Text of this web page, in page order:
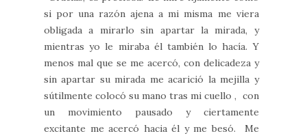
si por una razón ajena a mi misma me viera
obligada a mirarlo sin apartar la mirada, y
mientras yo le miraba él también lo hacía. Y
menos mal que se me acercó, con delicadeza y
sin apartar su mirada me acarició la mejilla y
sútilmente colocó su mano tras mi cuello , con
un movimiento pausado y ciertamente
excitante me acercó hacia él y me besó. Me